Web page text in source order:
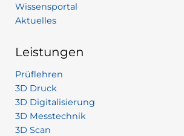
Wissensportal
Aktuelles
Leistungen
Prüflehren
3D Druck
3D Digitalisierung
3D Messtechnik
3D Scan